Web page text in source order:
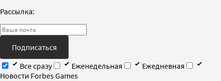
Рассылка:
Подписаться
Все сразу
Еженедельная
Ежедневная
Новости Forbes Games